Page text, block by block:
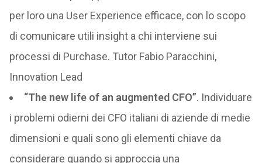
per loro una User Experience efficace, con lo scopo
di comunicare utili insight a chi interviene sui
processi di Purchase. Tutor Fabio Paracchini,
Innovation Lead
“The new life of an augmented CFO”. Individuare
i problemi odierni dei CFO italiani di aziende di medie
dimensioni e quali sono gli elementi chiave da
considerare quando si approccia una